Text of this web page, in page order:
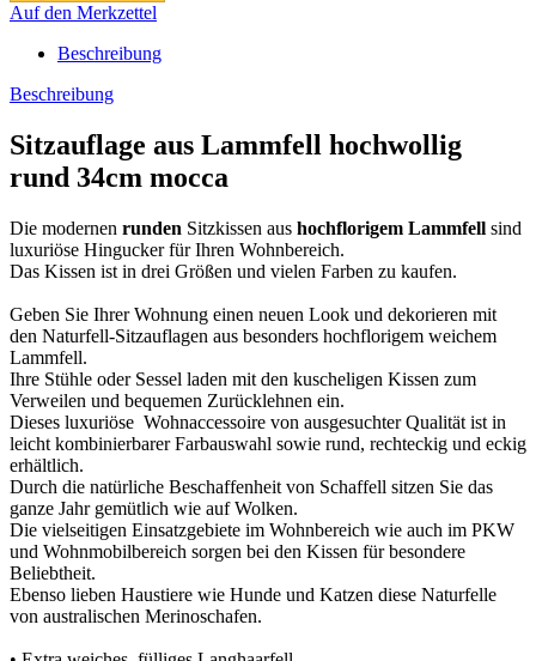
Auf den Merkzettel
Beschreibung
Beschreibung
Sitzauflage aus Lammfell hochwollig
rund 34cm mocca
Die modernen runden Sitzkissen aus hochflorigem Lammfell sind
luxuriöse Hingucker für Ihren Wohnbereich.
Das Kissen ist in drei Größen und vielen Farben zu kaufen.
Geben Sie Ihrer Wohnung einen neuen Look und dekorieren mit
den Naturfell-Sitzauflagen aus besonders hochflorigem weichem
Lammfell.
Ihre Stühle oder Sessel laden mit den kuscheligen Kissen zum
Verweilen und bequemen Zurücklehnen ein.
Dieses luxuriöse Wohnaccessoire von ausgesuchter Qualität ist in
leicht kombinierbarer Farbauswahl sowie rund, rechteckig und eckig
erhältlich.
Durch die natürliche Beschaffenheit von Schaffell sitzen Sie das
ganze Jahr gemütlich wie auf Wolken.
Die vielseitigen Einsatzgebiete im Wohnbereich wie auch im PKW
und Wohnmobilbereich sorgen bei den Kissen für besondere
Beliebtheit.
Ebenso lieben Haustiere wie Hunde und Katzen diese Naturfelle
von australischen Merinoschafen.